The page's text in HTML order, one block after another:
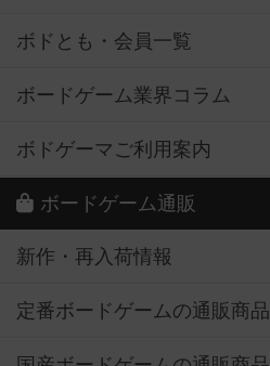
ボドとも・会員一覧
ボードゲーム業界コラム
ボドゲーマご利用案内
ボードゲーム通販
新作・再入荷情報
定番ボードゲームの通販商品